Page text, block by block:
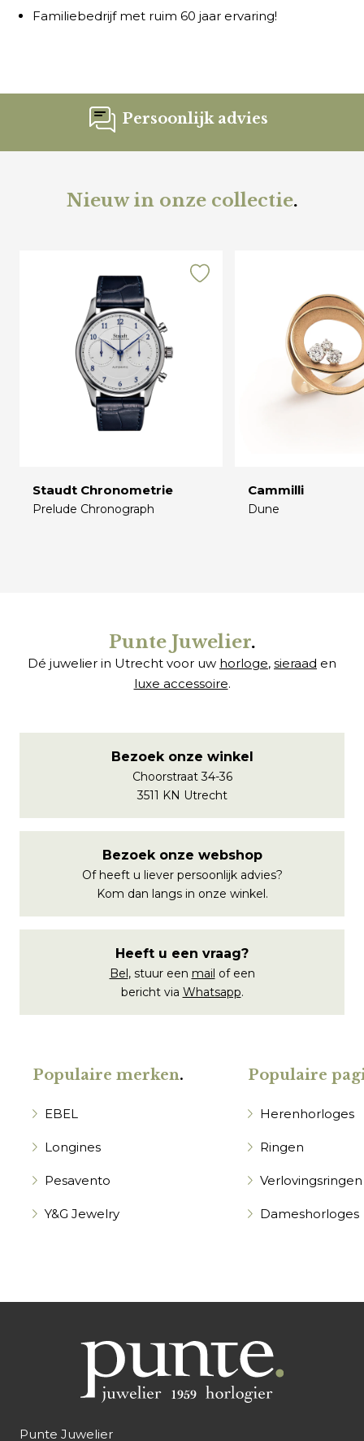
Familiebedrijf met ruim 60 jaar ervaring!
Persoonlijk advies
Nieuw in onze collectie.
Staudt Chronometrie
Prelude Chronograph
Cammilli
Dune
Punte Juwelier.
Dé juwelier in Utrecht voor uw horloge, sieraad en
luxe accessoire.
Bezoek onze winkel
Choorstraat 34-36
3511 KN Utrecht
Bezoek onze webshop
Of heeft u liever persoonlijk advies?
Kom dan langs in onze winkel.
Heeft u een vraag?
Bel, stuur een mail of een
bericht via Whatsapp.
Populaire merken.
EBEL
Longines
Pesavento
Y&G Jewelry
Populaire
Herenhorloges
Ringen
Verlovingsringen
Dameshorloges
Punte Juwelier